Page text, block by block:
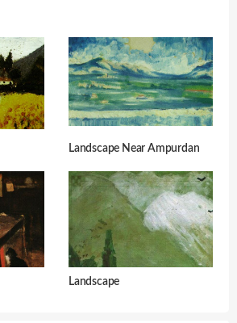
Landscape Near Ampurdan
Landscape